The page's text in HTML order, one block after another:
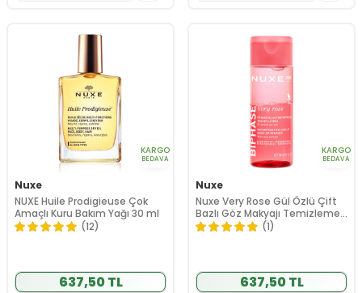
KARGO
BEDAVA
Nuxe
NUXE Huile Prodigieuse Çok
Amaçlı Kuru Bakım Yağı 30 ml
(12)
637,50 TL
KARGO
BEDAVA
Nuxe
Nuxe Very Rose Gül Özlü Çift
Bazlı Göz Makyajı Temizleme
Suyu 100 ml
(1)
637,50 TL